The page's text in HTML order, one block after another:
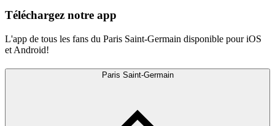
Téléchargez notre app
L'app de tous les fans du Paris Saint-Germain disponible pour iOS
et Android!
Paris Saint-Germain